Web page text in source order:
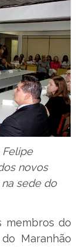
Felipe
novos
sede do
membros do
Maranhão